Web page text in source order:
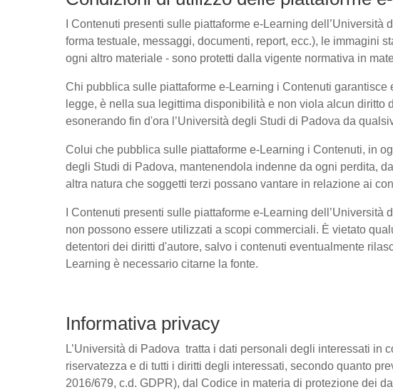
I Contenuti presenti sulle piattaforme e-Learning
forma testuale, messaggi, documenti, report, ecc.), le immagini
ogni altro materiale - sono protetti dalla vigente normativa in
Chi pubblica sulle piattaforme e-Learning i Contenuti
legge, è nella sua legittima disponibilità e non viola alcun diritto
esonerando fin d'ora l’Università degli Studi di Padova da
Colui che pubblica sulle piattaforme e-Learning i Contenuti, in
degli Studi di Padova, mantenendola indenne da ogni perdita,
altra natura che soggetti terzi possano vantare in relazione ai
I Contenuti presenti sulle piattaforme e-Learning
non possono essere utilizzati a scopi commerciali. È vietato
detentori dei diritti d'autore, salvo i contenuti eventualmente
Learning è necessario citarne la fonte.
Informativa privacy
L’Università di Padova tratta i dati personali degli interessati in
riservatezza e di tutti i diritti degli interessati, secondo quanto
2016/679, c.d. GDPR), dal Codice in materia di protezione dei